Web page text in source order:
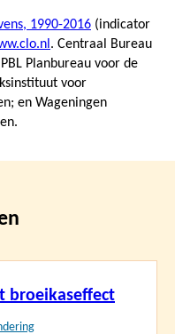
1990-2016 (indicator
. Centraal Bureau
Planbureau voor de
voor
en Wageningen
broeikaseffect